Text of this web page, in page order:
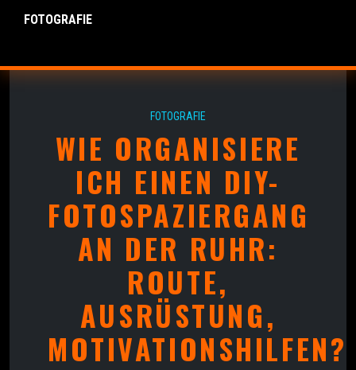
FOTOGRAFIE
FOTOGRAFIE
WIE ORGANISIERE
ICH EINEN DIY-
FOTOSPAZIERGANG
AN DER RUHR:
ROUTE,
AUSRÜSTUNG,
MOTIVATIONSHILFEN?